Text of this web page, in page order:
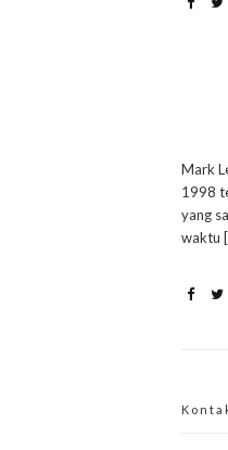
Mark
1998
yang
waktu